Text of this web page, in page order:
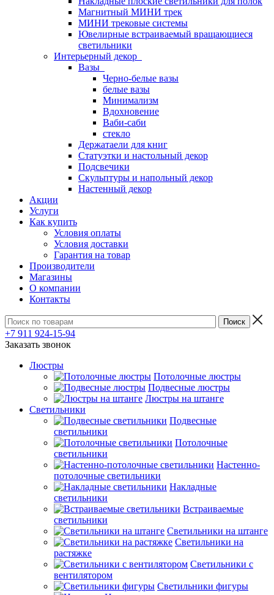
Магнитный МИНИ трек
МИНИ трековые системы
Ювелирные встраиваемый вращающиеся
светильники
Интерьерный декор
Вазы
Черно-белые вазы
белые вазы
Минимализм
Вдохновение
Ваби-саби
стекло
Держатаели для книг
Статуэтки и настольный декор
Подсвечики
Скульптуры и напольный декор
Настенный декор
Акции
Услуги
Как купить
Условия оплаты
Условия доставки
Гарантия на товар
Производители
Магазины
О компании
Контакты
+7 911 924-15-94
Заказать звонок
Люстры
Потолочные люстры
Подвесные люстры
Люстры на штанге
Светильники
Подвесные
светильники
Потолочные
светильники
Настенно-
потолочные светильники
Накладные
светильники
Встраиваемые
светильники
Светильники на штанге
Светильники на
растяжке
Светильники с
вентилятором
Светильники фигуры